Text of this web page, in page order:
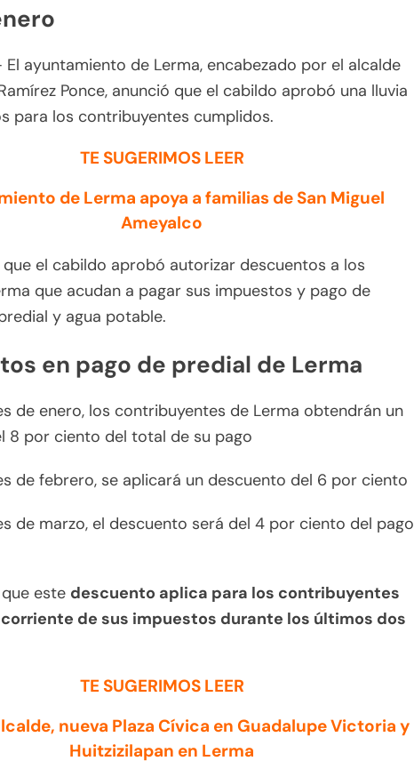
El ayuntamiento de Lerma, encabezado por el alcalde
Ponce, anunció que el cabildo aprobó una lluvia
para los contribuyentes cumplidos.
TE SUGERIMOS LEER
de Lerma apoya a familias de San Miguel
Ameyalco
el cabildo aprobó autorizar descuentos a los
que acudan a pagar sus impuestos y pago de
y agua potable.
en pago de predial de Lerma
de enero, los contribuyentes de Lerma obtendrán un
8 por ciento del total de su pago
de febrero, se aplicará un descuento del 6 por ciento
de marzo, el descuento será del 4 por ciento del pago
este descuento aplica para los contribuyentes
de sus impuestos durante los últimos dos
TE SUGERIMOS LEER
nueva Plaza Cívica en Guadalupe Victoria y
Huitzizilapan en Lerma